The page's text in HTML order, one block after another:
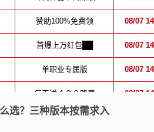
选？三种版本按需求入